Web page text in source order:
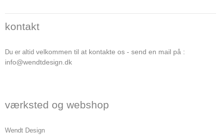
kontakt
Du er altid velkommen til at kontakte os - send en mail på :
info@wendtdesign.dk
værksted og webshop
Wendt Design